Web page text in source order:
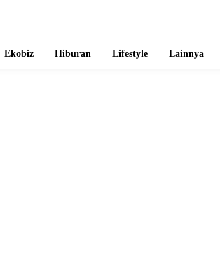
Ekobiz Hiburan Lifestyle Lainnya